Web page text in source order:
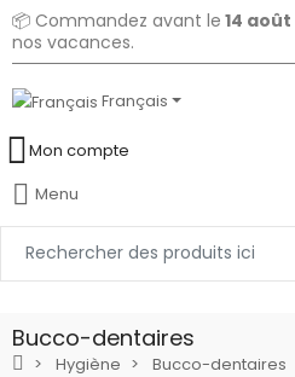
📦 Commandez avant le 14 août
nos vacances.
Français
Mon compte
Menu
Bucco-dentaires
Hygiène Bucco-dentaires